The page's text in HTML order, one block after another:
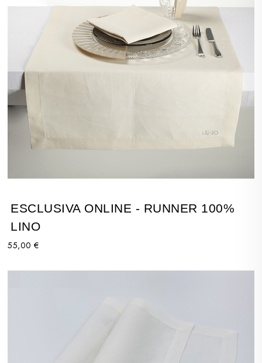
ESCLUSIVA ONLINE - RUNNER 100%
LINO
55,00 €